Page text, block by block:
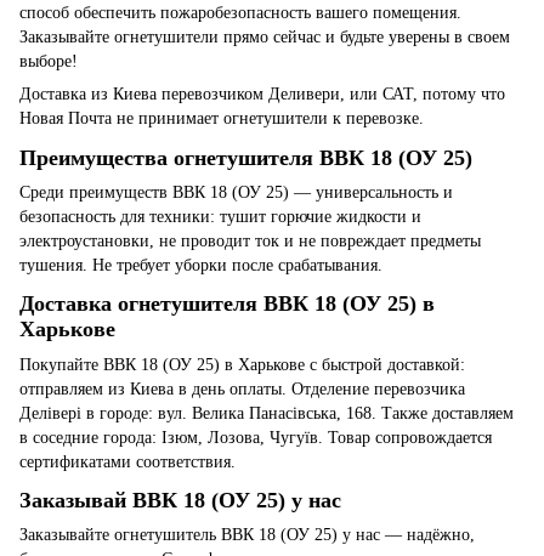
способ обеспечить пожаробезопасность вашего помещения.
Заказывайте огнетушители прямо сейчас и будьте уверены в своем
выборе!
Доставка из Киева перевозчиком Деливери, или САТ, потому что
Новая Почта не принимает огнетушители к перевозке.
Преимущества огнетушителя ВВК 18 (ОУ 25)
Среди преимуществ ВВК 18 (ОУ 25) — универсальность и
безопасность для техники: тушит горючие жидкости и
электроустановки, не проводит ток и не повреждает предметы
тушения. Не требует уборки после срабатывания.
Доставка огнетушителя ВВК 18 (ОУ 25) в
Харькове
Покупайте ВВК 18 (ОУ 25) в Харькове с быстрой доставкой:
отправляем из Киева в день оплаты. Отделение перевозчика
Делівері в городе: вул. Велика Панасівська, 168. Также доставляем
в соседние города: Ізюм, Лозова, Чугуїв. Товар сопровождается
сертификатами соответствия.
Заказывай ВВК 18 (ОУ 25) у нас
Заказывайте огнетушитель ВВК 18 (ОУ 25) у нас — надёжно,